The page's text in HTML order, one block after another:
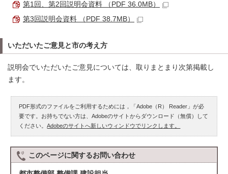
第1回、第2回説明会資料 （PDF 36.0MB）
第3回説明会資料 （PDF 38.7MB）
いただいたご意見と市の考え方
説明会でいただいたご意見については、取りまとまり次第掲載し
ます。
PDF形式のファイルをご利用するためには，「Adobe（R） Reader」が必
要です。お持ちでない方は、Adobeのサイトからダウンロード（無償）して
ください。Adobeのサイトへ新しいウィンドウでリンクします。
このページに関するお問い合わせ